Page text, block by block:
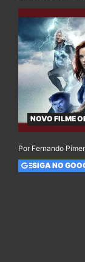
NOVO FILME
Por Fernando
SIGA NO